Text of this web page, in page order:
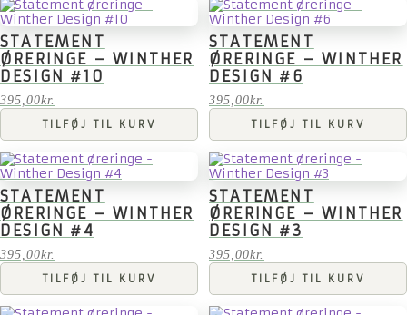
STATEMENT
ØRERINGE – WINTHER
DESIGN #10
395,00kr.
TILFØJ TIL KURV
STATEMENT
ØRERINGE – WINTHER
DESIGN #6
395,00kr.
TILFØJ TIL KURV
STATEMENT
ØRERINGE – WINTHER
DESIGN #4
395,00kr.
TILFØJ TIL KURV
STATEMENT
ØRERINGE – WINTHER
DESIGN #3
395,00kr.
TILFØJ TIL KURV